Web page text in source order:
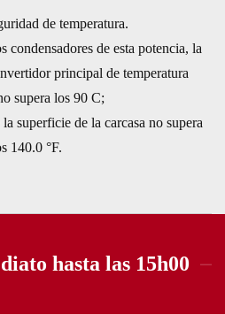
de temperatura.
condensadores de esta potencia, la
principal de temperatura
supera los 90 C;
superficie de la carcasa no supera
140.0 °F.
hasta las 15h00